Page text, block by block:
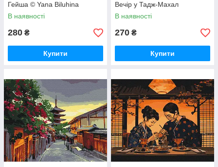
Гейша © Yana Biluhina
В наявності
280 ₴
Купити
Вечір у Тадж-Махал
В наявності
270 ₴
Купити